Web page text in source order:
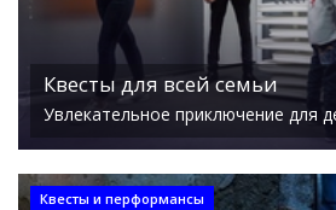
Квесты для всей семьи
Увлекательное приключение для
Квесты и перформансы